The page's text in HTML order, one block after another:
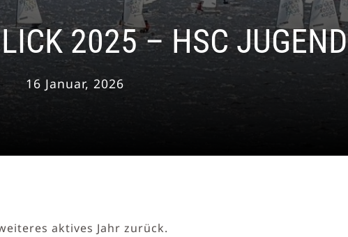
2025 – HSC JUGEND
16 Januar, 2026
aktives Jahr zurück.